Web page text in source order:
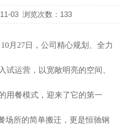
03 浏览次数： 133
月27日，公司精心规划、全力
试运营，以宽敞明亮的空间、
用餐模式，迎来了它的第一
场所的简单搬迁，更是恒驰钢